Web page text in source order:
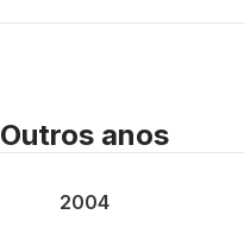
Outros anos
2004